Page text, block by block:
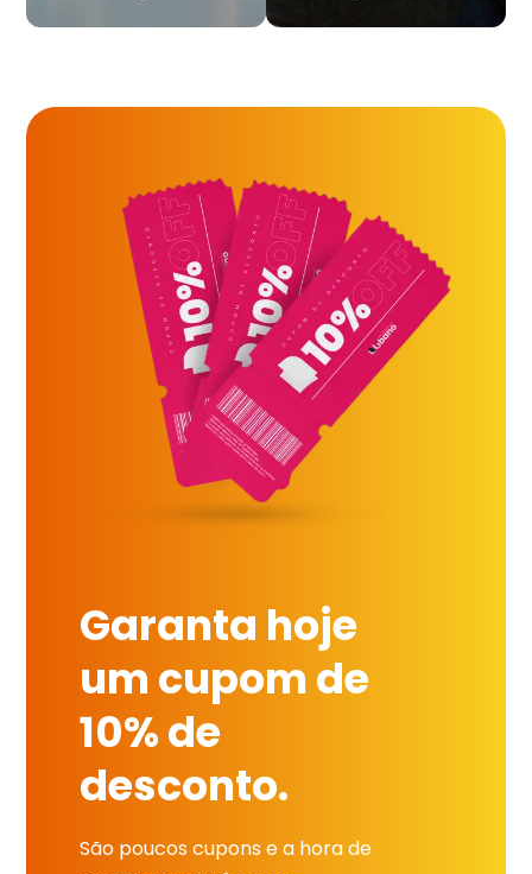
Garanta hoje
um cupom de
10% de
desconto.
São poucos cupons e a hora de